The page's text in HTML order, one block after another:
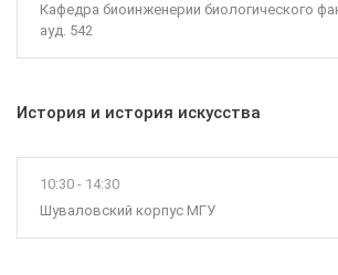
Кафедра биоинженерии биологического
ауд. 542
История и история искусства
10:30 - 14:30
Шуваловский корпус МГУ